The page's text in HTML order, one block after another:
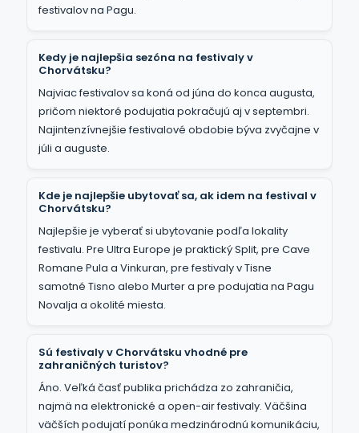
festivalov na Pagu.
Kedy je najlepšia sezóna na festivaly v
Chorvátsku?
Najviac festivalov sa koná od júna do konca augusta,
pričom niektoré podujatia pokračujú aj v septembri.
Najintenzívnejšie festivalové obdobie býva zvyčajne v
júli a auguste.
Kde je najlepšie ubytovať sa, ak idem na festival v
Chorvátsku?
Najlepšie je vyberať si ubytovanie podľa lokality
festivalu. Pre Ultra Europe je praktický Split, pre Cave
Romane Pula a Vinkuran, pre festivaly v Tisne
samotné Tisno alebo Murter a pre podujatia na Pagu
Novalja a okolité miesta.
Sú festivaly v Chorvátsku vhodné pre
zahraničných turistov?
Áno. Veľká časť publika prichádza zo zahraničia,
najmä na elektronické a open-air festivaly. Väčšina
väčších podujatí ponúka medzinárodnú komunikáciu,